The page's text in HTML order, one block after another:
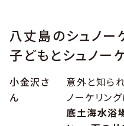
八丈島のシュノー
子どもとシュノー
小金沢さ
ん
意外と知ら
ノーケリン
底土海水浴